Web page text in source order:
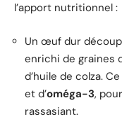
l’apport nutritionnel :
Un œuf dur
enrichi de graines
d’huile de colza.
et d’oméga-3,
rassasiant.